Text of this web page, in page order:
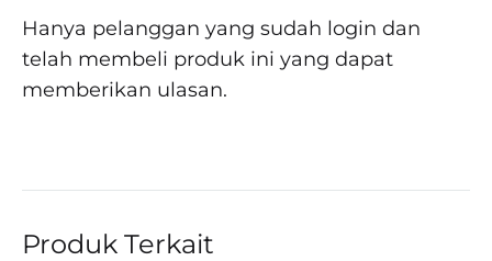
Hanya pelanggan yang sudah login dan
telah membeli produk ini yang dapat
memberikan ulasan.
Produk Terkait